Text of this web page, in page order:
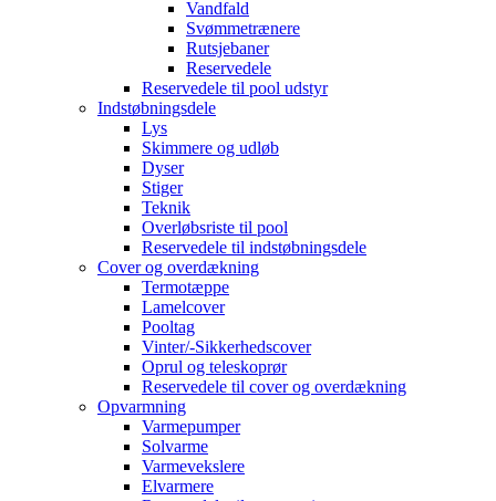
Vandfald
Svømmetrænere
Rutsjebaner
Reservedele
Reservedele til pool udstyr
Indstøbningsdele
Lys
Skimmere og udløb
Dyser
Stiger
Teknik
Overløbsriste til pool
Reservedele til indstøbningsdele
Cover og overdækning
Termotæppe
Lamelcover
Pooltag
Vinter/-Sikkerhedscover
Oprul og teleskoprør
Reservedele til cover og overdækning
Opvarmning
Varmepumper
Solvarme
Varmevekslere
Elvarmere